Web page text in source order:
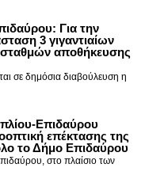
Για την
3 γιγαντιαίων
σταθμών αποθήκευσης
σε δημόσια διαβούλευση η
Επιδαύρου
επέκτασης της
το Δήμο Επιδαύρου
στο πλαίσιο των